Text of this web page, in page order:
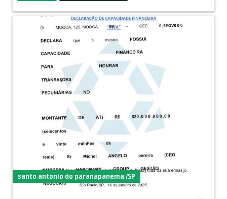
santo antonio do paranapanema /SP